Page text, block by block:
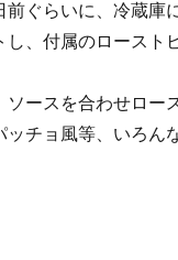
前ぐらいに、冷蔵庫
し、付属のロースト
ソースを合わせロー
ッチョ風等、いろん